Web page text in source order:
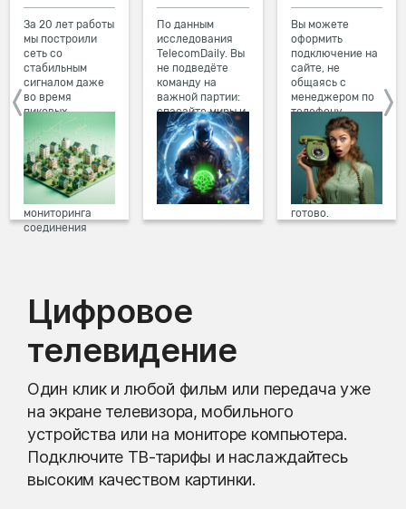
За 20 лет работы
мы построили
сеть со
стабильным
сигналом даже
во время
пиковых
нагрузок в
вечернее время.
Мы постоянно
обновляем наше
оборудование в
домах, а система
мониторинга
соединения
По данным
исследования
TelecomDaily. Вы
не подведёте
команду на
важной партии:
спасайте миры и
побеждайте с
друзьями в
онлайн-играх.
Вы можете
оформить
подключение на
сайте, не
общаясь с
менеджером по
телефону.
Просто в три
клика заполните
форму заявки на
сайте, выберите
дату и время
подключения,
готово.
Цифровое
телевидение
Один клик и любой фильм или передача уже
на экране телевизора, мобильного
устройства или на мониторе компьютера.
Подключите ТВ-тарифы и наслаждайтесь
высоким качеством картинки.